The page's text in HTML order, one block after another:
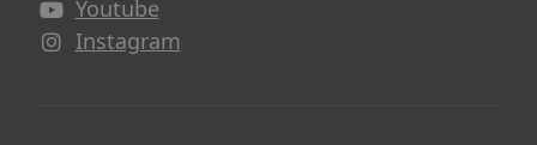
Youtube
Avautuu uuteen ikkunaan
Instagram
Avautuu uuteen ikkunaan